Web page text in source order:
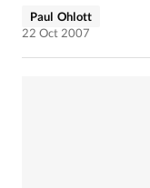
Paul Ohlott
22 Oct 2007